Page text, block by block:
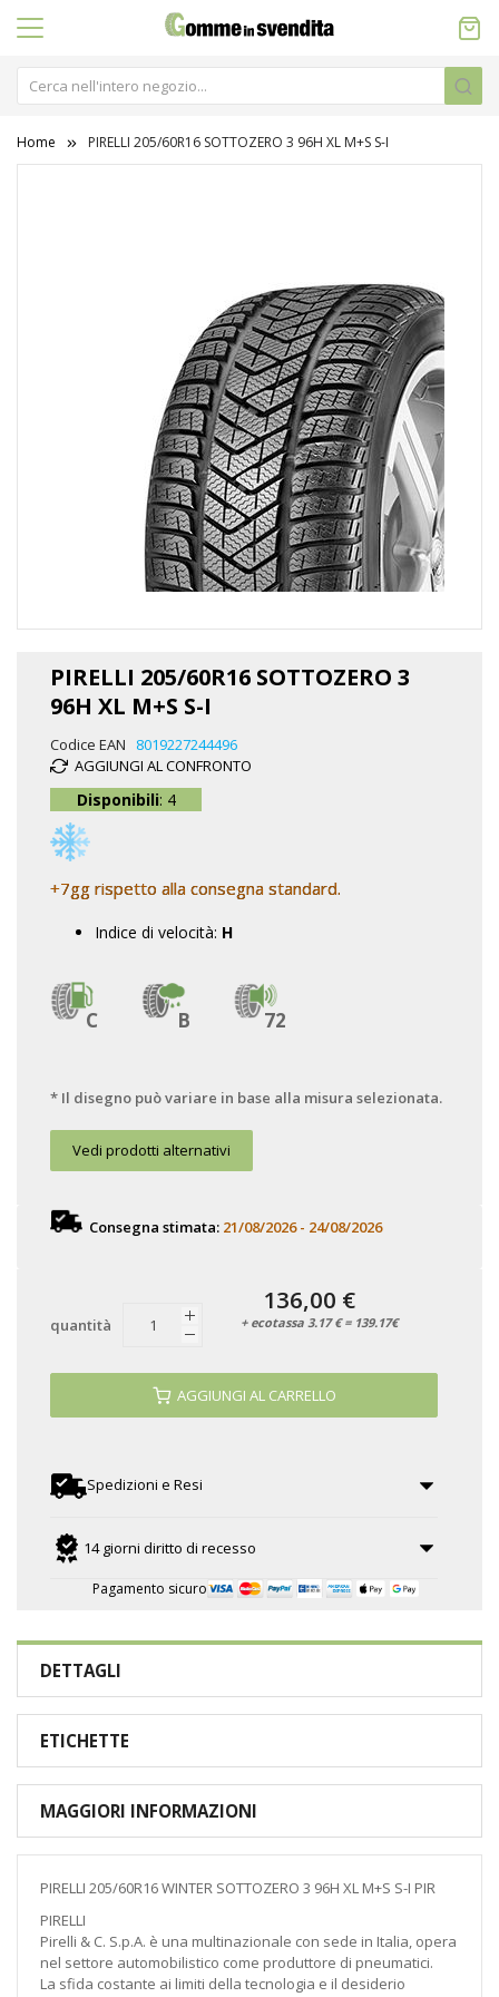
Home PIRELLI 205/60R16 SOTTOZERO 3 96H XL M+S S-I
PIRELLI 205/60R16 SOTTOZERO 3
96H XL M+S S-I
Codice EAN
8019227244496
AGGIUNGI AL CONFRONTO
Disponibili: 4
+7gg rispetto alla consegna standard.
Indice di velocità: H
C B 72
* Il disegno può variare in base alla misura selezionata.
Vedi prodotti alternativi
Consegna stimata: 21/08/2026 - 24/08/2026
quantità
AGGIUNGI AL CARRELLO
Spedizioni e Resi
14 giorni diritto di recesso
Pagamento sicuro
136,00 €
+ ecotassa 3.17 € = 139.17€
galleria
immagini
DETTAGLI
ETICHETTE
MAGGIORI INFORMAZIONI
PIRELLI 205/60R16 WINTER SOTTOZERO 3 96H XL M+S S-I PIR
PIRELLI
Pirelli & C. S.p.A. è una multinazionale con sede in Italia, opera
nel settore automobilistico come produttore di pneumatici.
La sfida costante ai limiti della tecnologia e il desiderio